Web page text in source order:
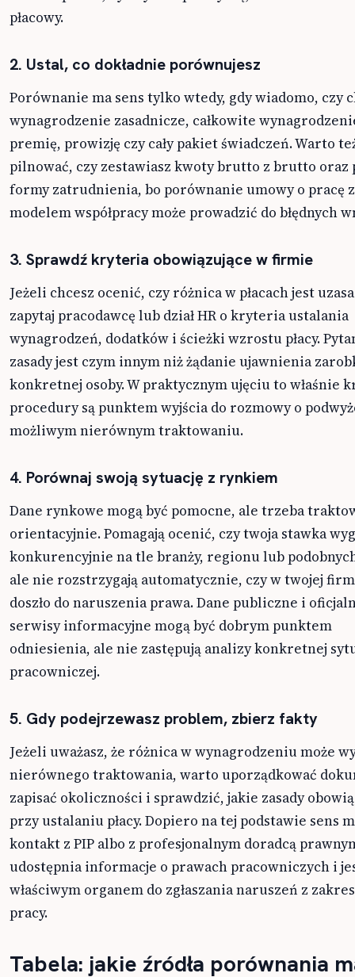
płacowy.
2. Ustal, co dokładnie porównujesz
Porównanie ma sens tylko wtedy, gdy wiadomo, czy
wynagrodzenie zasadnicze, całkowite
premię, prowizję czy cały pakiet świadczeń. Warto
pilnować, czy zestawiasz kwoty brutto z brutto oraz
formy zatrudnienia, bo porównanie umowy o pracę
modelem współpracy może prowadzić do błędnych
3. Sprawdź kryteria obowiązujące w firmie
Jeżeli chcesz ocenić, czy różnica w płacach jest
zapytaj pracodawcę lub dział HR o kryteria ustalania
wynagrodzeń, dodatków i ścieżki wzrostu płacy.
zasady jest czym innym niż żądanie ujawnienia
konkretnej osoby. W praktycznym ujęciu to właśnie
procedury są punktem wyjścia do rozmowy o
możliwym nierównym traktowaniu.
4. Porównaj swoją sytuację z rynkiem
Dane rynkowe mogą być pomocne, ale trzeba
orientacyjnie. Pomagają ocenić, czy twoja stawka
konkurencyjnie na tle branży, regionu lub
ale nie rozstrzygają automatycznie, czy w twojej
doszło do naruszenia prawa. Dane publiczne i
serwisy informacyjne mogą być dobrym punktem
odniesienia, ale nie zastępują analizy konkretnej
pracowniczej.
5. Gdy podejrzewasz problem, zbierz fakty
Jeżeli uważasz, że różnica w wynagrodzeniu może
nierównego traktowania, warto uporządkować
zapisać okoliczności i sprawdzić, jakie zasady
przy ustalaniu płacy. Dopiero na tej podstawie sens
kontakt z PIP albo z profesjonalnym doradcą
udostępnia informacje o prawach pracowniczych i
właściwym organem do zgłaszania naruszeń z
pracy.
Tabela: jakie źródła porównania